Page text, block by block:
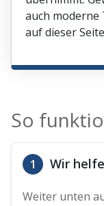
auch moderne
auf dieser
So
1 Wir
Weiter unten